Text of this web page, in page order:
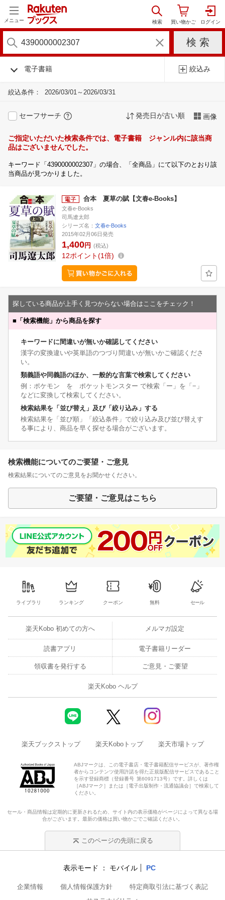
メニュー
電子書籍 絞込み
絞込条件： 2026/03/01～2026/03/31
セーフサーチ 発売日が古い順 画像
ご指定いただいた検索条件では、電子書籍 ジャンル内に該当商
品はございませんでした。
キーワード「4390000002307」の場合、「全商品」にて以下のとおり該
当商品が見つかりました。
合本 夏草の賦【文春e-Books】
文春e-Books
司馬遼太郎
シリーズ名： 文春e-Books
2015年02月06日発売
1,400円 (税込)
12ポイント 1倍
探している商品が上手く見つからない場合はここをチェック！
■ 「検索機能」から商品を探す
キーワードに間違いが無いか確認してください
漢字の変換違いや英単語のつづり間違いが無いかご確認くださ
い。
類義語や同義語のほか、一般的な言葉で検索してください
例：ポケモン を ポケットモンスター で検索「ー」を「−」
などに変換して検索してください。
検索結果を「並び替え」及び「絞り込み」する
検索結果を「並び順」「絞込条件」で絞り込み及び並び替えす
る事により、商品を早く探せる場合がございます。
検索機能についてのご要望・ご意見
検索結果についてのご意見をお聞かせください。
ご要望・ご意見はこちら
ライブラリ ランキング クーポン 無料 セール
楽天Kobo 初めての方へ メルマガ設定
読書アプリ 電子書籍リーダー
領収書を発行する ご意見・ご要望
楽天Kobo ヘルプ
楽天ブックストップ 楽天Koboトップ 楽天市場トップ
ABJマークは、この電子書店・電子書籍配信サービスが、著作権
者からコンテンツ使用許諾を得た正規版配信サービスであること
を示す登録商標（登録番号 第6091713号）です。詳しくは
［ABJマーク］または［電子出版制作・流通協議会］で検索して
ください。
セール・商品情報は定期的に更新されるため、サイト内の表示価格がページによって異なる場
合がございます。最新の価格は買い物かごでご確認ください。
このページの先頭に戻る
表示モード モバイル PC
企業情報 個人情報保護方針
特定商取引法に基づく表記